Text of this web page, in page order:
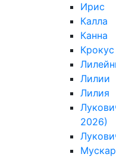
Ирис
Калла
Канна
Крокус
Лилии
Лилия
2026)